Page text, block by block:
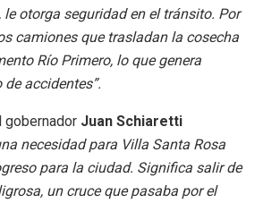
le otorga seguridad en el tránsito. Por
camiones que trasladan la cosecha
Río Primero, lo que genera
accidentes”.
gobernador Juan Schiaretti
necesidad para Villa Santa Rosa
para la ciudad. Significa salir de
un cruce que pasaba por el